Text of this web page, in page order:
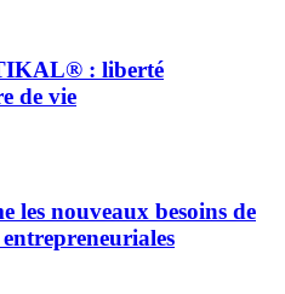
: liberté
de vie
nouveaux besoins de